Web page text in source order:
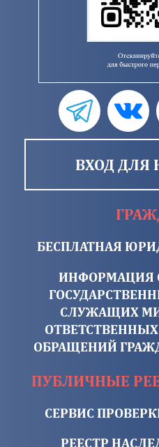
ВХОД ДЛЯ
БЕСПЛАТНАЯ
ИНФОРМАЦИЯ
СЛУЖАЩИХ
ОБРАЩЕНИЙ
ПУБЛИЧНЫЕ
СЕРВИС
РЕЕСТР